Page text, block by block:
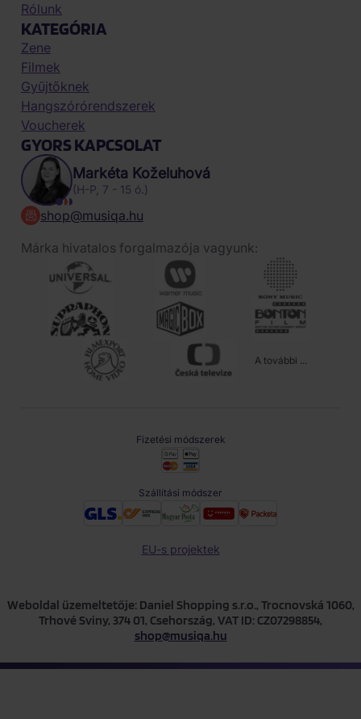
Rólunk
KATEGÓRIA
Zene
Filmek
Gyűjtőknek
Hangszórórendszerek
Voucherek
GYORS KAPCSOLAT
Markéta Koželuhová
(H-P, 7 - 15 ó.)
shop@musiqa.hu
Márka hivatalos forgalmazója vagyunk:
A további ...
Fizetési módszerek
Szállítási módszer
EU-s projektek
Weboldal üzemeltetője: Daniel Shopping s.r.o., Trocnovská 1060,
Trhové Sviny, 374 01, Csehország, VAT ID: CZ07298854,
shop@musiqa.hu